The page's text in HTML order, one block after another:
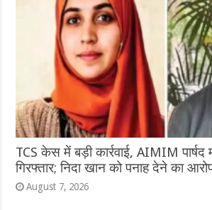
TCS केस में बड़ी कार्रवाई, AIMIM
गिरफ्तार; निदा खान को पनाह देने का
August 7, 2026